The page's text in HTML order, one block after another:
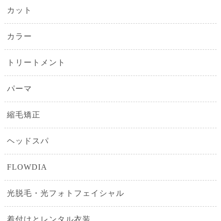
カット
カラー
トリートメント
パーマ
縮毛矯正
ヘッドスパ
FLOWDIA
光脱毛・光フォトフェイシャル